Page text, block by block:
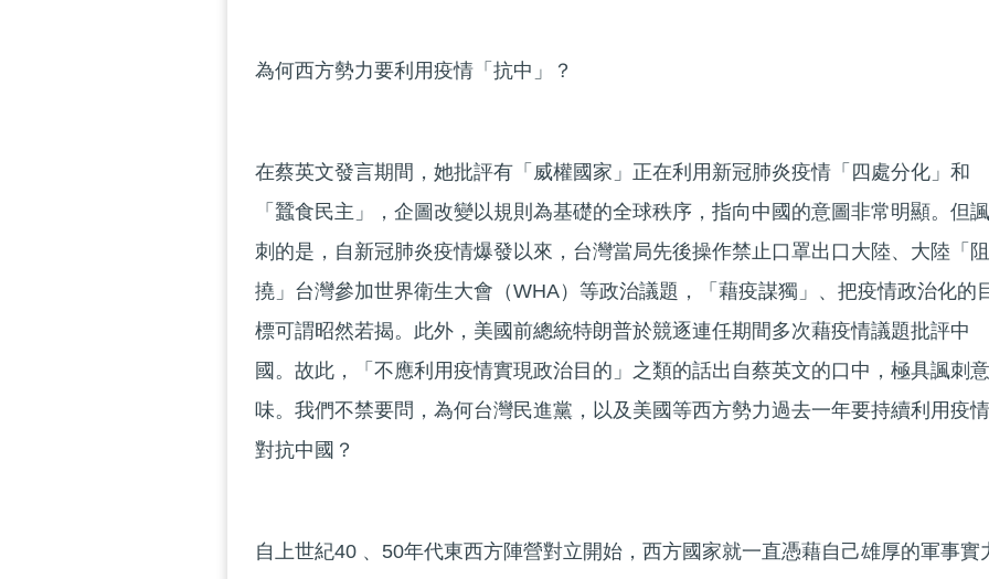
為何西方勢力要利用疫情「抗中」？
在蔡英文發言期間，她批評有「威權國家」正在利用新冠肺炎疫情「四處分化」和
「蠶食民主」，企圖改變以規則為基礎的全球秩序，指向中國的意圖非常明顯。但諷
刺的是，自新冠肺炎疫情爆發以來，台灣當局先後操作禁止口罩出口大陸、大陸「阻
撓」台灣參加世界衛生大會（WHA）等政治議題，「藉疫謀獨」、把疫情政治化的
標可謂昭然若揭。此外，美國前總統特朗普於競逐連任期間多次藉疫情議題批評中
國。故此，「不應利用疫情實現政治目的」之類的話出自蔡英文的口中，極具諷刺意
味。我們不禁要問，為何台灣民進黨，以及美國等西方勢力過去一年要持續利用疫情
對抗中國？
自上世紀40 、50年代東西方陣營對立開始，西方國家就一直憑藉自己雄厚的軍事實